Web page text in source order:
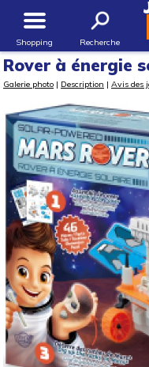
Shopping Recherche
Rover à énergie
Galerie photo | Description | Avis des